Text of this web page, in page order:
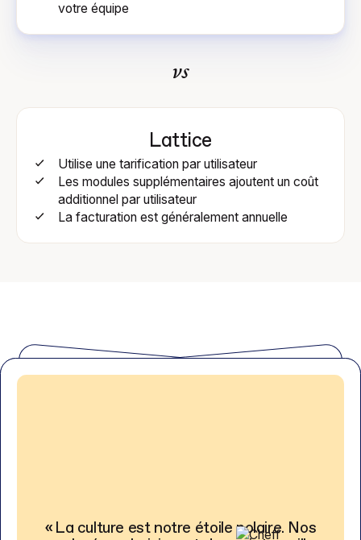
votre équipe
vs
Lattice
Utilise une tarification par utilisateur
Les modules supplémentaires ajoutent un coût
additionnel par utilisateur
La facturation est généralement annuelle
« La culture est notre étoile polaire. Nos
« Sans données, c’est impossible de